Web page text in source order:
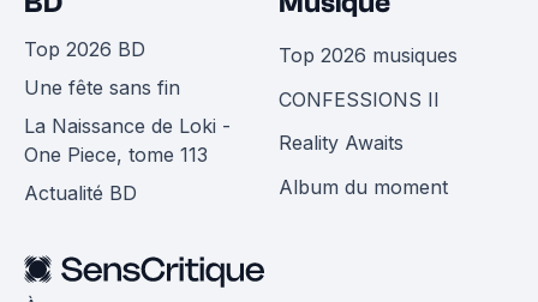
Top 2026 BD
Une fête sans fin
La Naissance de Loki -
One Piece, tome 113
Actualité BD
Top 2026 musiques
CONFESSIONS II
Reality Awaits
Album du moment